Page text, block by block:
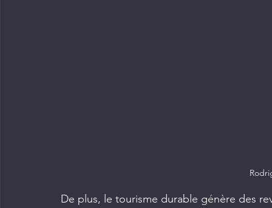
De plus, le tourisme durable génère des